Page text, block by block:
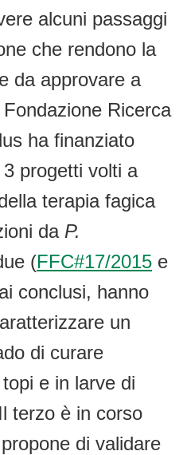
alcuni passaggi
che rendono la
da approvare a
Ricerca
ha finanziato
progetti volti a
terapia fagica
da P.
(FFC#17/2015 e
conclusi, hanno
un
di curare
e in larve di
terzo è in corso
di validare